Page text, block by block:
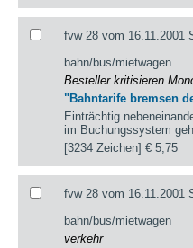
fvw 28 vom 16.11.2001
bahn/bus/mietwagen
Besteller kritisieren
"Bahntarife bremsen
Einträchtig
im Buchungssystem
[3234 Zeichen]€ 5,75
fvw 28 vom 16.11.2001
bahn/bus/mietwagen
verkehr